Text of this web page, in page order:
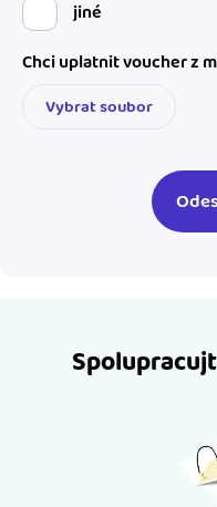
jiné
Chci uplatnit voucher z
Vybrat soubor